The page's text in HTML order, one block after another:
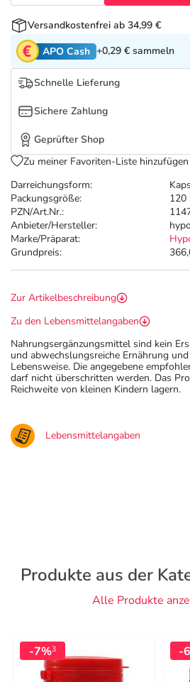
Tierapotheke
Vitamine & Mineralstoffe
Salus Deals
Darreichungsform:
Packungsgröße:
120
PZN/Art.Nr.:
Anbieter/Hersteller:
Marke/Präparat:
Grundpreis:
Versandkostenfrei ab 34,99 €
APO Cash +0,29 € sammeln
Schnelle Lieferung
Sichere Zahlung
Geprüfter Shop
Zu meiner Favoriten-Liste hinzufügen
Zur Artikelbeschreibung
Zu den Lebensmittelangaben
Nahrungsergänzungsmittel sind kein
und abwechslungsreiche Ernährung
Lebensweise. Die angegebene
darf nicht überschritten werden. Das
Reichweite von kleinen Kindern lagern.
Lebensmittelangaben
Produkte aus der
Alle Produkte
-7%3 -